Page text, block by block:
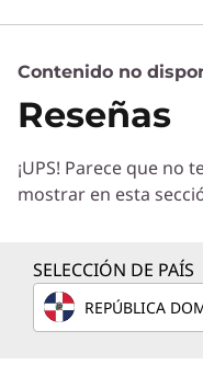
Servicios de
Diseñe la mejor
correcta para sus
empresariales.
Servicios de
Contenido no
Reseñas
¡UPS! Parece que
mostrar en esta
SELECCIÓN DE PAÍS
REPÚBLICA